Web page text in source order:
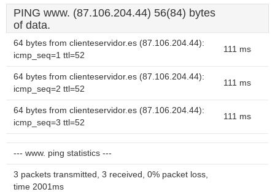
PING www. (87.106.204.44) 56(84) bytes
of data.
64 bytes from clienteservidor.es (87.106.204.44):
icmp_seq=1 ttl=52
111 ms
64 bytes from clienteservidor.es (87.106.204.44):
icmp_seq=2 ttl=52
111 ms
64 bytes from clienteservidor.es (87.106.204.44):
icmp_seq=3 ttl=52
111 ms
--- www. ping statistics ---
3 packets transmitted, 3 received, 0% packet loss,
time 2001ms